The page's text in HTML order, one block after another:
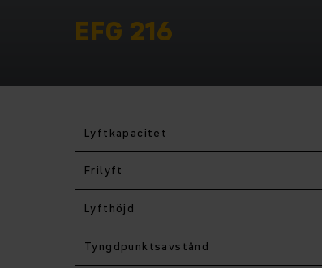
EFG 216
Lyftkapacitet
Frilyft
Lyfthöjd
Tyngdpunktsavstånd